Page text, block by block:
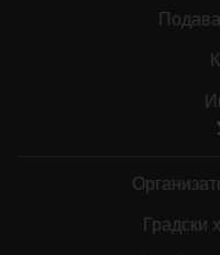
Градски